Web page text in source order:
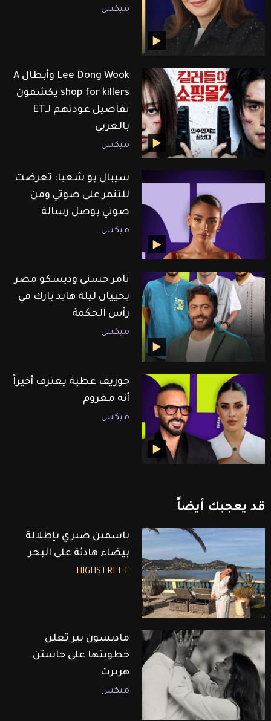
ميكس
Lee Dong Wook وأبطال A
shop for killers يكشفون
تفاصيل عودتهم لـET
بالعربي
ميكس
سيبال بو شعيا: تعرضت
للتنمر على صوتي ومن
صوتي بوصل رسالة
ميكس
تامر حسني وديسكو مصر
يحييان ليلة هايد بارك في
رأس الحكمة
ميكس
جوزيف عطية يعترف أخيراً
أنه مغروم
ميكس
قد يعجبك أيضاً
ياسمين صبري بإطلالة
بيضاء هادئة على البحر
HIGHSTREET
ماديسون بير تعلن
خطوبتها على جاستن
هربرت
ميكس